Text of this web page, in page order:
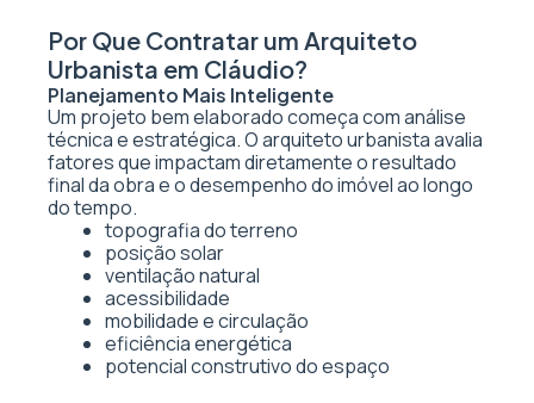
Por Que Contratar um Arquiteto
Urbanista em Cláudio?
Planejamento Mais Inteligente
Um projeto bem elaborado começa com análise
técnica e estratégica. O arquiteto urbanista avalia
fatores que impactam diretamente o resultado
final da obra e o desempenho do imóvel ao longo
do tempo.
topografia do terreno
posição solar
ventilação natural
acessibilidade
mobilidade e circulação
eficiência energética
potencial construtivo do espaço